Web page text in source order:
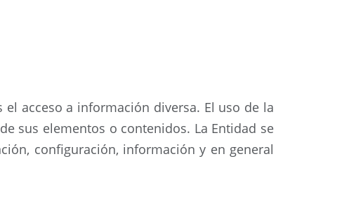
el acceso a información diversa. El uso de la
sus elementos o contenidos. La Entidad se
configuración, información y en general